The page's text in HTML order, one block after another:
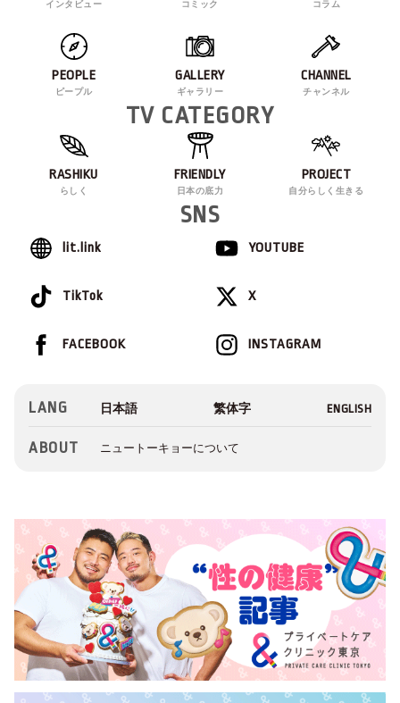
インタビュー コミック コラム
PEOPLE
ピープル
GALLERY
ギャラリー
CHANNEL
チャンネル
TV CATEGORY
RASHIKU
らしく
FRIENDLY
日本の底力
PROJECT
自分らしく生きる
SNS
lit.link YOUTUBE
TikTok X
INSTAGRAM
FACEBOOK
LANG
ABOUT ニュートーキョーについて